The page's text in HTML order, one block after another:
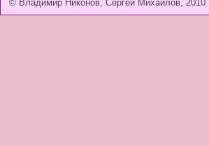
© Владимир Никонов, Сергей Михайлов, 2010